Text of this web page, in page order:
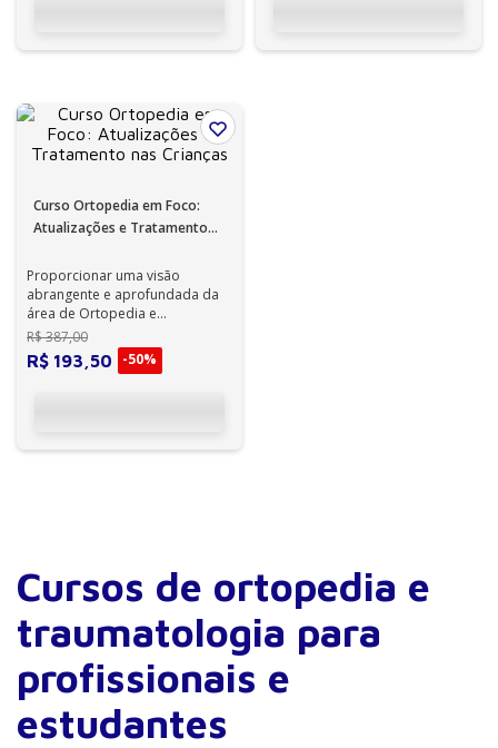
Curso Ortopedia em Foco:
Atualizações e Tratamento
Proporcionar uma visão
abrangente e aprofundada da
área de Ortopedia e
Traumatologia, abordando
desde conceitos básicos ...
R$387,00
R$ 193 50 -50%
Cursos de ortopedia e
traumatologia para
profissionais e
estudantes